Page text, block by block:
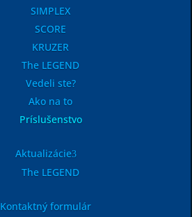
SIMPLEX
SCORE
KRUZER
The LEGEND
Vedeli ste?
Ako na to
Príslušenstvo
Aktualizácie
The LEGEND
Kontaktný formulár
SCORE